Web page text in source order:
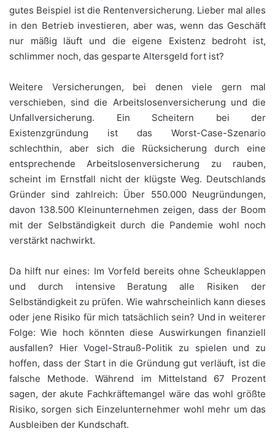
gutes Beispiel ist die Rentenversicherung. Lieber mal alles
in den Betrieb investieren, aber was, wenn das Geschäft
nur mäßig läuft und die eigene Existenz bedroht ist,
schlimmer noch, das gesparte Altersgeld fort ist?
Weitere Versicherungen, bei denen viele gern mal
verschieben, sind die Arbeitslosenversicherung und die
Unfallversicherung. Ein Scheitern bei der
Existenzgründung ist das Worst-Case-Szenario
schlechthin, aber sich die Rücksicherung durch eine
entsprechende Arbeitslosenversicherung zu rauben,
scheint im Ernstfall nicht der klügste Weg. Deutschlands
Gründer sind zahlreich: Über 550.000 Neugründungen,
davon 138.500 Kleinunternehmen zeigen, dass der Boom
mit der Selbständigkeit durch die Pandemie wohl noch
verstärkt nachwirkt.
Da hilft nur eines: Im Vorfeld bereits ohne Scheuklappen
und durch intensive Beratung alle Risiken der
Selbständigkeit zu prüfen. Wie wahrscheinlich kann dieses
oder jene Risiko für mich tatsächlich sein? Und in weiterer
Folge: Wie hoch könnten diese Auswirkungen finanziell
ausfallen? Hier Vogel-Strauß-Politik zu spielen und zu
hoffen, dass der Start in die Gründung gut verläuft, ist die
falsche Methode. Während im Mittelstand 67 Prozent
sagen, der akute Fachkräftemangel wäre das wohl größte
Risiko, sorgen sich Einzelunternehmer wohl mehr um das
Ausbleiben der Kundschaft.